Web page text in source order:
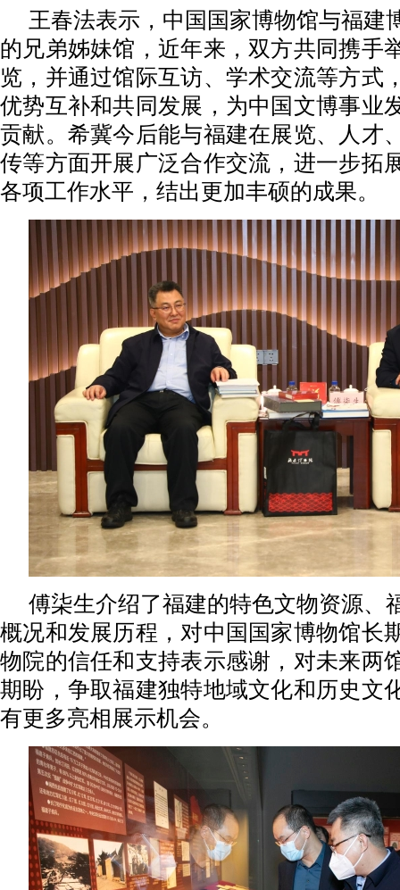
王春法表示，中国国家博物馆与福建
的兄弟姊妹馆，近年来，双方共同携手
览，并通过馆际互访、学术交流等方式
优势互补和共同发展，为中国文博事业
贡献。希冀今后能与福建在展览、人才
传等方面开展广泛合作交流，进一步拓
各项工作水平，结出更加丰硕的成果。
傅柒生介绍了福建的特色文物资源、
概况和发展历程，对中国国家博物馆长
物院的信任和支持表示感谢，对未来两
期盼，争取福建独特地域文化和历史文
有更多亮相展示机会。